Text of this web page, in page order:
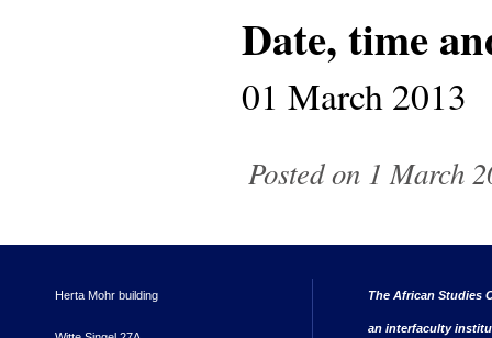
Date, time
01 March 2013
Posted on 1 March
Herta Mohr building The African Studies
an interfaculty